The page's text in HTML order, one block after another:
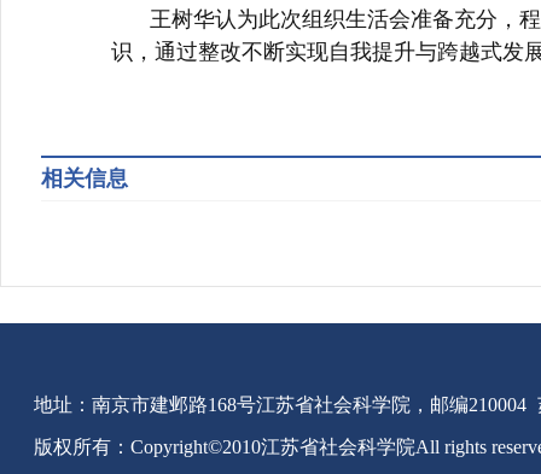
王树华认为此次组织生活会准备充分，
识，通过整改不断实现自我提升与跨越式发
相关信息
地址：南京市建邺路168号江苏省社会科学院，邮编210004
版权所有：Copyright©2010江苏省社会科学院All rights